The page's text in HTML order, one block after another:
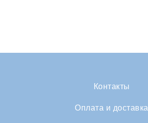
Контакты
Оплата и доставка